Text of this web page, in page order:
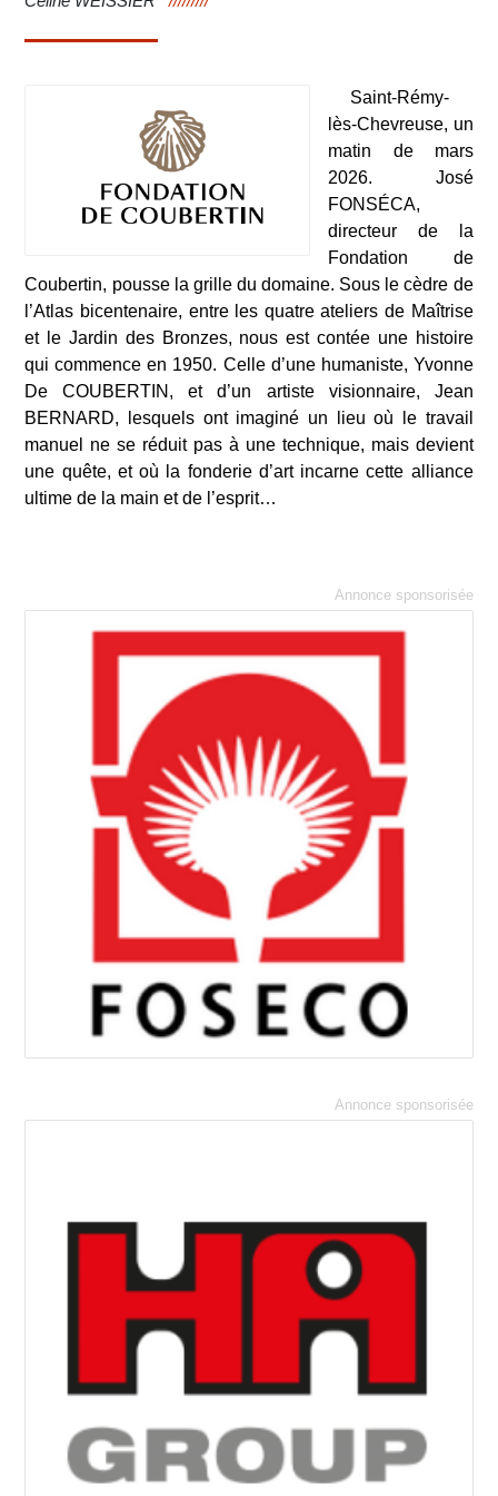
Saint-Rémy-
lès-Chevreuse, un
matin de mars
2026. José
FONSÉCA,
directeur de la
Fondation de
Coubertin, pousse la grille du domaine. Sous le cèdre de
l’Atlas bicentenaire, entre les quatre ateliers de Maîtrise
et le Jardin des Bronzes, nous est contée une histoire
qui commence en 1950. Celle d’une humaniste, Yvonne
De COUBERTIN, et d’un artiste visionnaire, Jean
BERNARD, lesquels ont imaginé un lieu où le travail
manuel ne se réduit pas à une technique, mais devient
une quête, et où la fonderie d’art incarne cette alliance
ultime de la main et de l’esprit…